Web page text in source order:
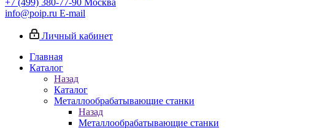
+7 (499) 380-77-90 Москва
info@poip.ru E-mail
Личный кабинет
Главная
Каталог
Назад
Каталог
Металлообрабатывающие станки
Назад
Металлообрабатывающие станки